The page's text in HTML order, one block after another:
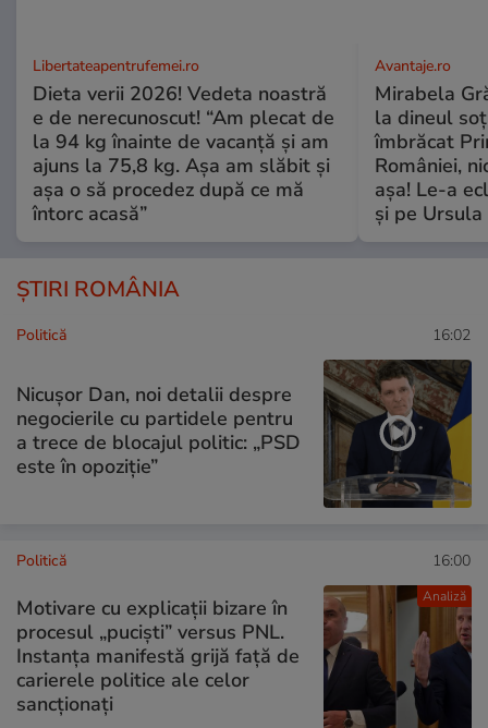
Libertateapentrufemei.ro
Dieta verii 2026! Vedeta noastră
e de nerecunoscut! “Am plecat de
la 94 kg înainte de vacanță și am
ajuns la 75,8 kg. Așa am slăbit și
așa o să procedez după ce mă
întorc acasă”
Avantaje.ro
Mirabela
la dineul
îmbrăcat
României,
așa! Le-a
și pe
ȘTIRI ROMÂNIA
Politică 16:02
Nicușor Dan, noi detalii despre
negocierile cu partidele pentru
a trece de blocajul politic: „PSD
este în opoziție”
Analiză
Politică 16:00
Motivare cu explicații bizare în
procesul „puciști” versus PNL.
Instanța manifestă grijă față de
carierele politice ale celor
sancționați